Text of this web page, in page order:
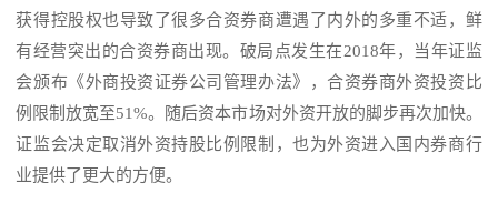
获得控股权也导致了很多合资券商遭遇了内外的多重不适，鲜
有经营突出的合资券商出现。破局点发生在2018年，当年证监
会颁布《外商投资证券公司管理办法》，合资券商外资投资比
例限制放宽至51%。随后资本市场对外资开放的脚步再次加快。
证监会决定取消外资持股比例限制，也为外资进入国内券商行
业提供了更大的方便。